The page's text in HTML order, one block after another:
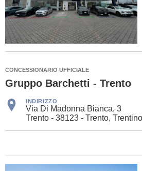
CONCESSIONARIO UFFICIALE
Gruppo Barchetti - Trento
INDIRIZZO
Via Di Madonna Bianca, 3
Trento - 38123 - Trento,